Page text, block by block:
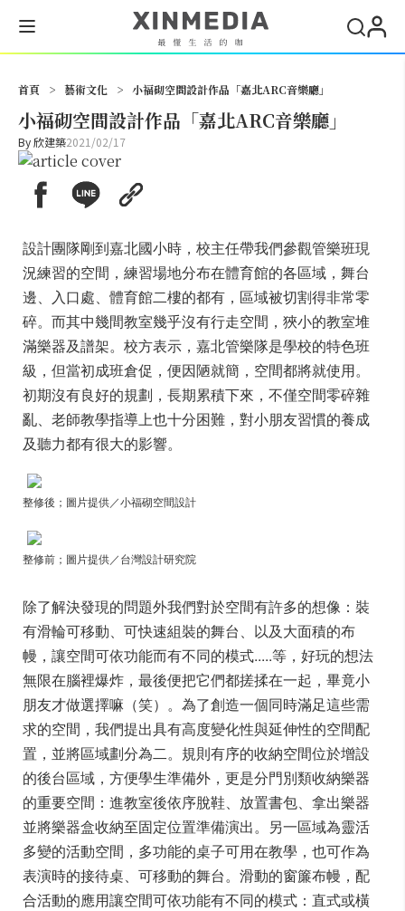
首頁 > 藝術文化 > 小福砌空間設計作品「嘉北ARC音樂廳」
小福砌空間設計作品「嘉北ARC音樂廳」
By欣建築2021/02/17
設計團隊剛到嘉北國小時，校主任帶我們參觀管樂班現
況練習的空間，練習場地分布在體育館的各區域，舞台
邊、入口處、體育館二樓的都有，區域被切割得非常零
碎。而其中幾間教室幾乎沒有行走空間，狹小的教室堆
滿樂器及譜架。校方表示，嘉北管樂隊是學校的特色班
級，但當初成班倉促，便因陋就簡，空間都將就使用。
初期沒有良好的規劃，長期累積下來，不僅空間零碎雜
亂、老師教學指導上也十分困難，對小朋友習慣的養成
及聽力都有很大的影響。
整修後；圖片提供／小福砌空間設計
整修前；圖片提供／台灣設計研究院
除了解決發現的問題外我們對於空間有許多的想像：裝
有滑輪可移動、可快速組裝的舞台、以及大面積的布
幔，讓空間可依功能而有不同的模式.....等，好玩的想法
無限在腦裡爆炸，最後便把它們都搓揉在一起，畢竟小
朋友才做選擇嘛（笑）。為了創造一個同時滿足這些需
求的空間，我們提出具有高度變化性與延伸性的空間配
置，並將區域劃分為二。規則有序的收納空間位於增設
的後台區域，方便學生準備外，更是分門別類收納樂器
的重要空間：進教室後依序脫鞋、放置書包、拿出樂器
並將樂器盒收納至固定位置準備演出。另一區域為靈活
多變的活動空間，多功能的桌子可用在教學，也可作為
表演時的接待桌、可移動的舞台。滑動的窗簾布幔，配
合活動的應用讓空間可依功能有不同的模式：直式或橫